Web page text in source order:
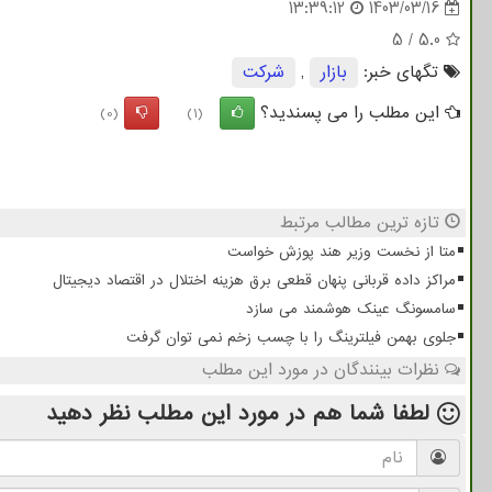
1403/03/16
13:39:12
5.0
/
5
تگهای خبر:
بازار ,
شركت
این مطلب را می پسندید؟
(1)
(0)
تازه ترین مطالب مرتبط
متا از نخست وزیر هند پوزش خواست
مراکز داده قربانی پنهان قطعی برق هزینه اختلال در اقتصاد دیجیتال
سامسونگ عینک هوشمند می سازد
جلوی بهمن فیلترینگ را با چسب زخم نمی توان گرفت
نظرات بینندگان در مورد این مطلب
لطفا شما هم در مورد این مطلب نظر دهید